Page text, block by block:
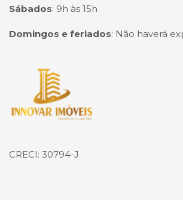
Sábados: 9h às 15h
Domingos e feriados: Não haverá
Página inicial
CRECI: 30794-J